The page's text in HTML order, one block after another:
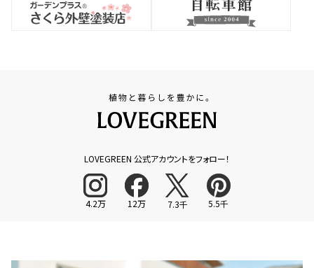
LOVEGREEN 公式アカウントをフォロー！
4.2万 12万 7.3千 5.5千